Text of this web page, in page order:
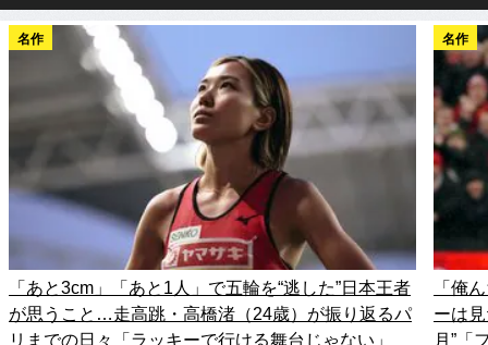
名作
「あと3cm」「あと1人」で五輪を“逃した”日本王者
が思うこと…走高跳・高橋渚（24歳）が振り返るパ
リまでの日々「ラッキーで行ける舞台じゃない」
名作
「俺
ーは
月”「